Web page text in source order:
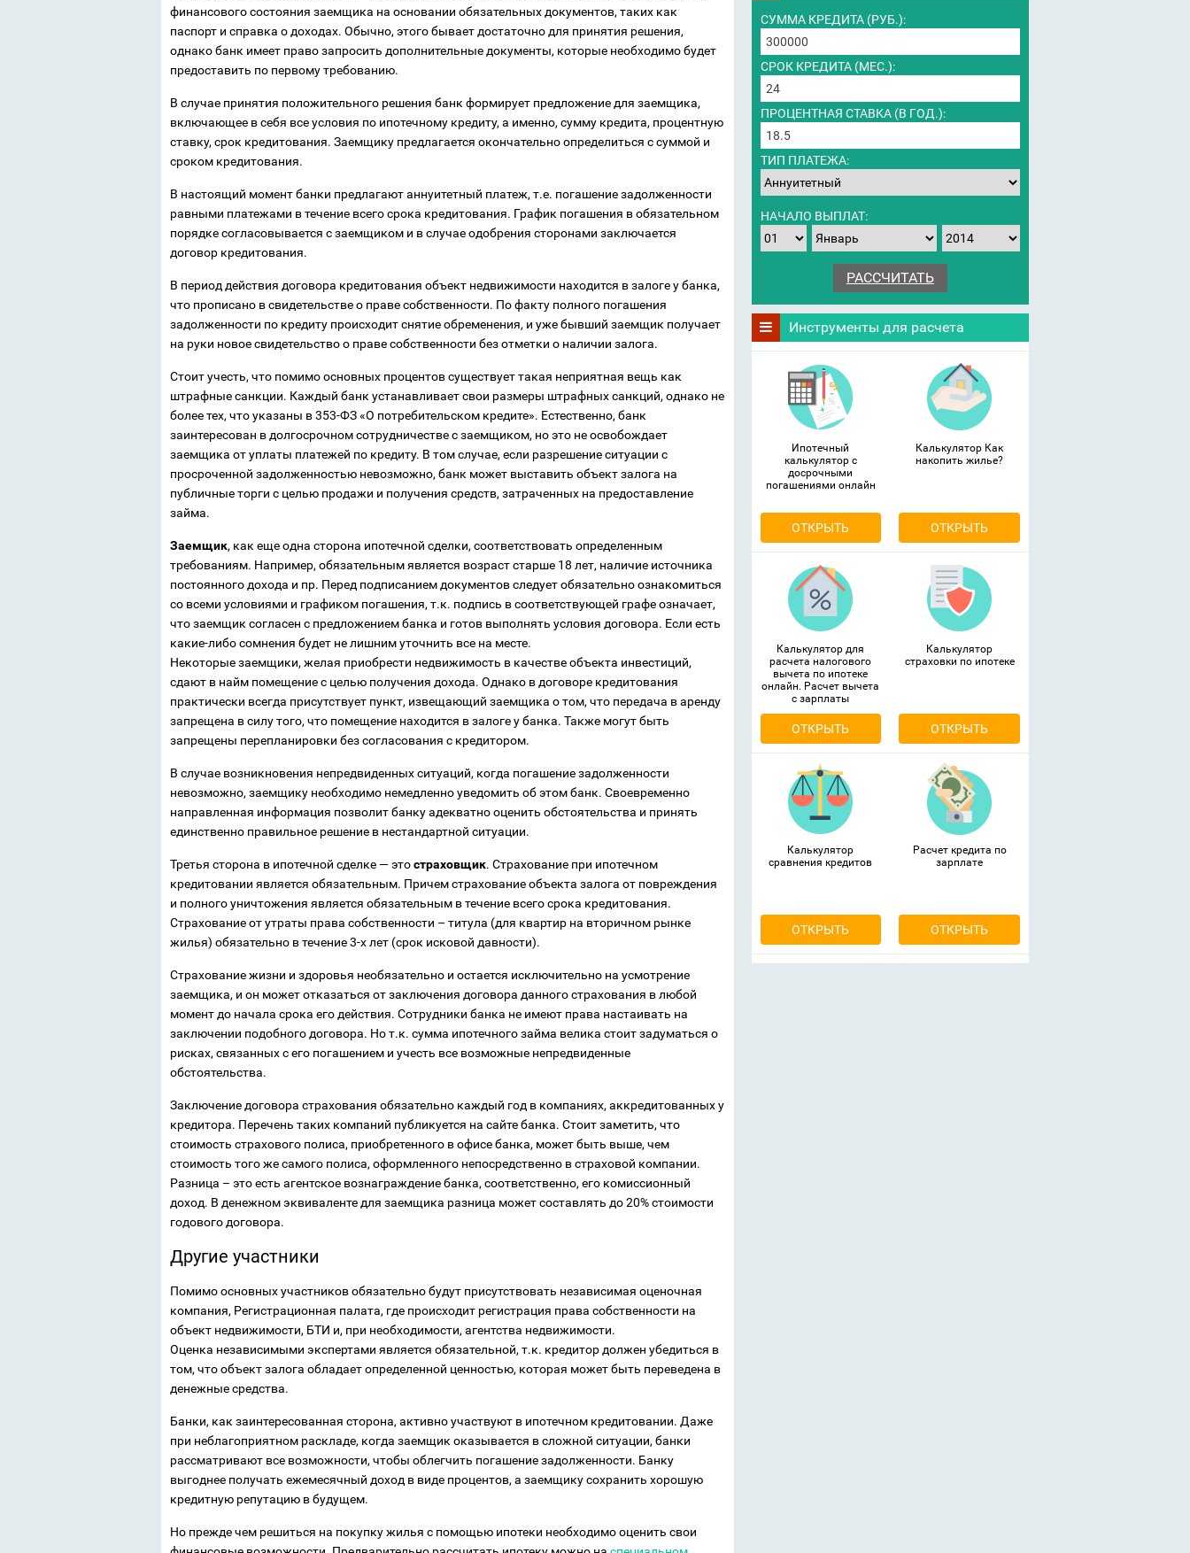
финансового состояния заемщика на основании обязательных документов, таких как
паспорт и справка о доходах. Обычно, этого бывает достаточно для принятия решения,
однако банк имеет право запросить дополнительные документы, которые необходимо будет
предоставить по первому требованию.
В случае принятия положительного решения банк формирует предложение для заемщика,
включающее в себя все условия по ипотечному кредиту, а именно, сумму кредита, процентную
ставку, срок кредитования. Заемщику предлагается окончательно определиться с суммой и
сроком кредитования.
В настоящий момент банки предлагают аннуитетный платеж, т.е. погашение задолженности
равными платежами в течение всего срока кредитования. График погашения в обязательном
порядке согласовывается с заемщиком и в случае одобрения сторонами заключается
договор кредитования.
В период действия договора кредитования объект недвижимости находится в залоге у банка,
что прописано в свидетельстве о праве собственности. По факту полного погашения
задолженности по кредиту происходит снятие обременения, и уже бывший заемщик получает
на руки новое свидетельство о праве собственности без отметки о наличии залога.
Стоит учесть, что помимо основных процентов существует такая неприятная вещь как
штрафные санкции. Каждый банк устанавливает свои размеры штрафных санкций, однако не
более тех, что указаны в 353-ФЗ «О потребительском кредите». Естественно, банк
заинтересован в долгосрочном сотрудничестве с заемщиком, но это не освобождает
заемщика от уплаты платежей по кредиту. В том случае, если разрешение ситуации с
просроченной задолженностью невозможно, банк может выставить объект залога на
публичные торги с целью продажи и получения средств, затраченных на предоставление
займа.
Заемщик, как еще одна сторона ипотечной сделки, соответствовать определенным
требованиям. Например, обязательным является возраст старше 18 лет, наличие источника
постоянного дохода и пр. Перед подписанием документов следует обязательно ознакомиться
со всеми условиями и графиком погашения, т.к. подпись в соответствующей графе означает,
что заемщик согласен с предложением банка и готов выполнять условия договора. Если есть
какие-либо сомнения будет не лишним уточнить все на месте.
Некоторые заемщики, желая приобрести недвижимость в качестве объекта инвестиций,
сдают в найм помещение с целью получения дохода. Однако в договоре кредитования
практически всегда присутствует пункт, извещающий заемщика о том, что передача в аренду
запрещена в силу того, что помещение находится в залоге у банка. Также могут быть
запрещены перепланировки без согласования с кредитором.
В случае возникновения непредвиденных ситуаций, когда погашение задолженности
невозможно, заемщику необходимо немедленно уведомить об этом банк. Своевременно
направленная информация позволит банку адекватно оценить обстоятельства и принять
единственно правильное решение в нестандартной ситуации.
Третья сторона в ипотечной сделке — этостраховщик. Страхование при ипотечном
кредитовании является обязательным. Причем страхование объекта залога от повреждения
и полного уничтожения является обязательным в течение всего срока кредитования.
Страхование от утраты права собственности – титула (для квартир на вторичном рынке
жилья) обязательно в течение 3-х лет (срок исковой давности).
Страхование жизни и здоровья необязательно и остается исключительно на усмотрение
заемщика, и он может отказаться от заключения договора данного страхования в любой
момент до начала срока его действия. Сотрудники банка не имеют права настаивать на
заключении подобного договора. Но т.к. сумма ипотечного займа велика стоит задуматься о
рисках, связанных с его погашением и учесть все возможные непредвиденные
обстоятельства.
Заключение договора страхования обязательно каждый год в компаниях, аккредитованных у
кредитора. Перечень таких компаний публикуется на сайте банка. Стоит заметить, что
стоимость страхового полиса, приобретенного в офисе банка, может быть выше, чем
стоимость того же самого полиса, оформленного непосредственно в страховой компании.
Разница – это есть агентское вознаграждение банка, соответственно, его комиссионный
доход. В денежном эквиваленте для заемщика разница может составлять до 20% стоимости
годового договора.
Другие участники
Помимо основных участников обязательно будут присутствовать независимая оценочная
компания, Регистрационная палата, где происходит регистрация права собственности на
объект недвижимости, БТИ и, при необходимости, агентства недвижимости.
Оценка независимыми экспертами является обязательной, т.к. кредитор должен убедиться в
том, что объект залога обладает определенной ценностью, которая может быть переведена в
денежные средства.
Банки, как заинтересованная сторона, активно участвуют в ипотечном кредитовании. Даже
при неблагоприятном раскладе, когда заемщик оказывается в сложной ситуации, банки
рассматривают все возможности, чтобы облегчить погашение задолженности. Банку
выгоднее получать ежемесячный доход в виде процентов, а заемщику сохранить хорошую
кредитную репутацию в будущем.
Но прежде чем решиться на покупку жилья с помощью ипотеки необходимо оценить свои
СУММА КРЕДИТА (РУБ.):
СРОК КРЕДИТА (МЕС.):
ПРОЦЕНТНАЯ СТАВКА (В ГОД.):
ТИП ПЛАТЕЖА:
НАЧАЛО ВЫПЛАТ:
Инструменты для расчета
Ипотечный
калькулятор с
досрочными
погашениями онлайн
ОТКРЫТЬ
Калькулятор Как
накопить жилье?
ОТКРЫТЬ
Калькулятор для
расчета налогового
вычета по ипотеке
онлайн. Расчет вычета
с зарплаты
ОТКРЫТЬ
Калькулятор
страховки по ипотеке
ОТКРЫТЬ
Калькулятор
сравнения кредитов
ОТКРЫТЬ
Расчет кредита по
зарплате
ОТКРЫТЬ